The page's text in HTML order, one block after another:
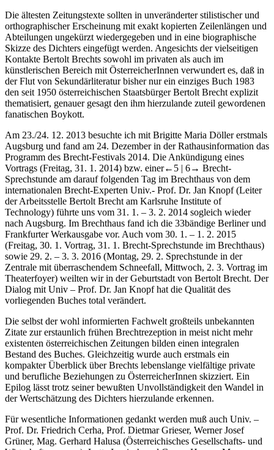
Die ältesten Zeitungstexte sollten in unveränderter stilistischer und
orthographischer Erscheinung mit exakt kopierten Zeilenlängen und
Abteilungen ungekürzt wiedergegeben und in eine biographische
Skizze des Dichters eingefügt werden. Angesichts der vielseitigen
Kontakte Bertolt Brechts sowohl im privaten als auch im
künstlerischen Bereich mit ÖsterreicherInnen verwundert es, daß in
der Flut von Sekundärliteratur bisher nur ein einziges Buch 1983
den seit 1950 österreichischen Staatsbürger Bertolt Brecht explizit
thematisiert, genauer gesagt den ihm hierzulande zuteil gewordenen
fanatischen Boykott.
Am 23./24. 12. 2013 besuchte ich mit Brigitte Maria Döller erstmals
Augsburg und fand am 24. Dezember in der Rathausinformation das
Programm des Brecht-Festivals 2014. Die Ankündigung eines
Vortrags (Freitag, 31. 1. 2014) bzw. einer←5 | 6→ Brecht-
Sprechstunde am darauf folgenden Tag im Brechthaus von dem
internationalen Brecht-Experten Univ.- Prof. Dr. Jan Knopf (Leiter
der Arbeitsstelle Bertolt Brecht am Karlsruhe Institute of
Technology) führte uns vom 31. 1. – 3. 2. 2014 sogleich wieder
nach Augsburg. Im Brechthaus fand ich die 33bändige Berliner und
Frankfurter Werkausgabe vor. Auch vom 30. 1. – 1. 2. 2015
(Freitag, 30. 1. Vortrag, 31. 1. Brecht-Sprechstunde im Brechthaus)
sowie 29. 2. – 3. 3. 2016 (Montag, 29. 2. Sprechstunde in der
Zentrale mit überraschendem Schneefall, Mittwoch, 2. 3. Vortrag im
Theaterfoyer) weilten wir in der Geburtstadt von Bertolt Brecht. Der
Dialog mit Univ – Prof. Dr. Jan Knopf hat die Qualität des
vorliegenden Buches total verändert.
Die selbst der wohl informierten Fachwelt großteils unbekannten
Zitate zur erstaunlich frühen Brechtrezeption in meist nicht mehr
existenten österreichischen Zeitungen bilden einen integralen
Bestand des Buches. Gleichzeitig wurde auch erstmals ein
kompakter Überblick über Brechts lebenslange vielfältige private
und berufliche Beziehungen zu ÖsterreicherInnen skizziert. Ein
Epilog lässt trotz seiner bewußten Unvollständigkeit den Wandel in
der Wertschätzung des Dichters hierzulande erkennen.
Für wesentliche Informationen gedankt werden muß auch Univ. –
Prof. Dr. Friedrich Cerha, Prof. Dietmar Grieser, Werner Josef
Grüner, Mag. Gerhard Halusa (Österreichisches Gesellschafts- und